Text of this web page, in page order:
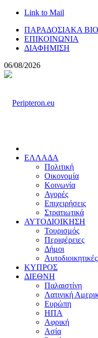
Link to Mail
ΠΑΡΑΔΟΣΙΑΚΑ
ΕΠΙΚΟΙΝΩΝΙΑ
ΔΙΑΦΗΜΙΣΗ
06/08/2026
ΕΛΛΑΔΑ
Πολιτική
Οικονομία
Κοινωνία
Αγορές
Επιχειρήσεις
Στρατιωτικά
ΑΥΤΟΔΙΟΙΚΗΣΗ
Τουρισμός
Περιφέρειες
Δήμοι
ΚΥΠΡΟΣ
ΔΙΕΘΝΗ
Παλαιστίνη
Λατινική
Ευρώπη
ΗΠΑ
Αφρική
Ασία